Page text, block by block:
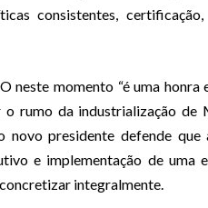
consistentes,
neste momento “é uma honra
rumo da industrialização de
novo presidente defende
e implementação de uma
integralmente.